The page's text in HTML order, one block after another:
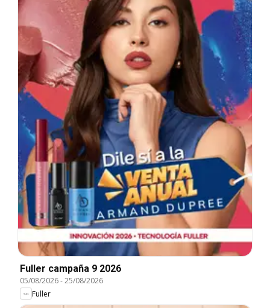
Fuller campaña 9 2026
05/08/2026-25/08/2026
Fuller